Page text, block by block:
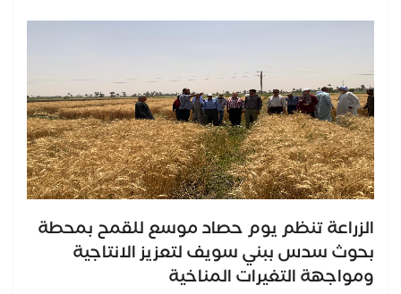
الزراعة تنظم يوم حصاد موسع للقمح بمحطة
بحوث سدس ببني سويف لتعزيز الانتاجية
ومواجهة التغيرات المناخية